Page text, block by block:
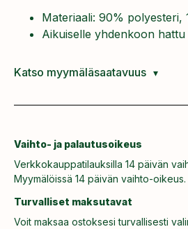
Materiaali: 90% polyesteri,
Aikuiselle yhdenkoon hattu
Katso myymäläsaatavuus
Vaihto- ja palautusoikeus
Verkkokauppatilauksilla 14 päivän
Myymälöissä 14 päivän vaihto-oikeus.
Turvalliset maksutavat
Voit maksaa ostoksesi turvallisesti